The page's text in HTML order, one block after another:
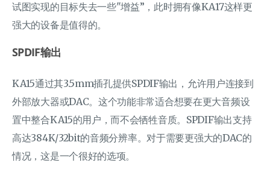
试图实现的目标失去一些"增益”，此时拥有像KA17这样更
强大的设备是值得的。
SPDIF输出
KA15通过其3.5mm插孔提供SPDIF输出，允许用户连接到
外部放大器或DAC。这个功能非常适合想要在更大音频设
置中整合KA15的用户，而不会牺牲音质。SPDIF输出支持
高达384K/32bit的音频分辨率。对于需要更强大的DAC的
情况，这是一个很好的选项。